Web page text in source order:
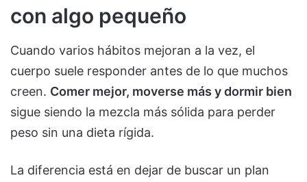
con algo pequeño
Cuando varios hábitos mejoran a la vez, el
cuerpo suele responder antes de lo que muchos
creen. Comer mejor, moverse más y dormir bien
sigue siendo la mezcla más sólida para perder
peso sin una dieta rígida.
La diferencia está en dejar de buscar un plan